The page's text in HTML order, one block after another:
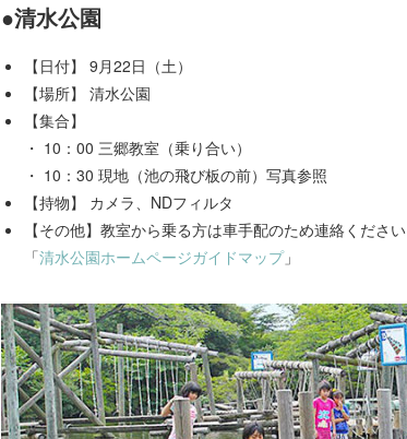
●清水公園
【日付】 9月22日（土）
【場所】 清水公園
【集合】
・ 10：00 三郷教室（乗り合い）
・ 10：30 現地（池の飛び板の前）写真参照
【持物】 カメラ、NDフィルタ
【その他】教室から乗る方は車手配のため連絡ください
「清水公園ホームページガイドマップ」